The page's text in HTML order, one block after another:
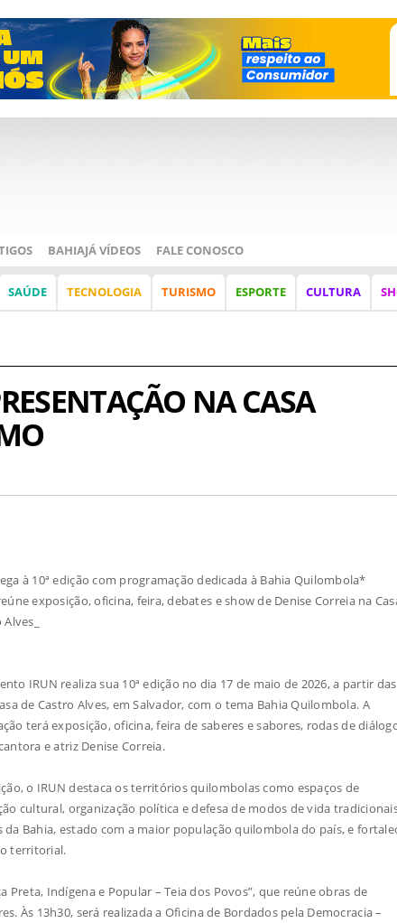
BAHIAJÁ VÍDEOS FALE CONOSCO
SAÚDE TECNOLOGIA TURISMO ESPORTE CULTURA
NA CASA
à 10ª edição com programação dedicada à Bahia Quilombola*
exposição, oficina, feira, debates e show de Denise Correia na
IRUN realiza sua 10ª edição no dia 17 de maio de 2026, a partir das
de Castro Alves, em Salvador, com o tema Bahia Quilombola. A
terá exposição, oficina, feira de saberes e sabores, rodas de
e atriz Denise Correia.
o IRUN destaca os territórios quilombolas como espaços de
cultural, organização política e defesa de modos de vida
Bahia, estado com a maior população quilombola do país, e
territorial.
Preta, Indígena e Popular – Teia dos Povos”, que reúne obras de
Às 13h30, será realizada a Oficina de Bordados pela Democracia –